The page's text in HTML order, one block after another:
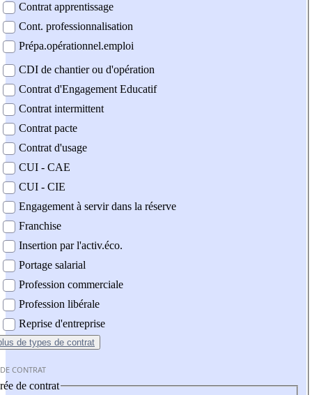
Contrat apprentissage
Cont. professionnalisation
Prépa.opérationnel.emploi
CDI de chantier ou d'opération
Contrat d'Engagement Educatif
Contrat intermittent
Contrat pacte
Contrat d'usage
CUI - CAE
CUI - CIE
Engagement à servir dans la réserve
Franchise
Insertion par l'activ.éco.
Portage salarial
Profession commerciale
Profession libérale
Reprise d'entreprise
de types de contrat
CONTRAT
de contrat